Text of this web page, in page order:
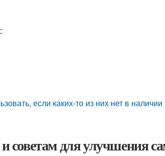
если каких-то из них нет в наличии
советам для улучшения